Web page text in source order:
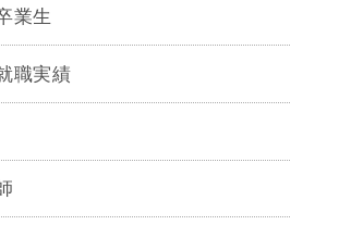
業生
職実績